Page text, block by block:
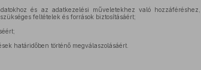
és az adatkezelési műveletekhez való hozzáféréshez,
feltételek és források biztosításáért;
határidőben történő megválaszolásáért.